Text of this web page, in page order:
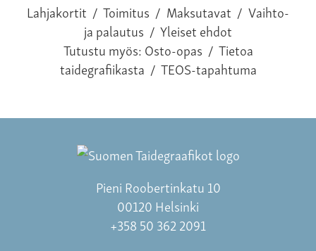
Lahjakortit / Toimitus / Maksutavat / Vaihto-
ja palautus / Yleiset ehdot
Tutustu myös:Osto-opas / Tietoa
taidegrafiikasta / TEOS-tapahtuma
Pieni Roobertinkatu 10
00120 Helsinki
+358 50 362 2091